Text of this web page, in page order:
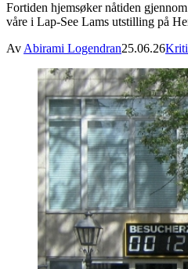
Fortiden hjemsøker nåtiden
våre i Lap-See Lams utstilling på
Av Abirami Logendran25.06.26